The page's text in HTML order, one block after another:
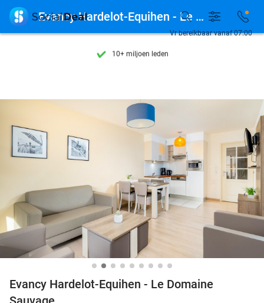
7 dagen per week beschikbaar
10+ miljoen leden
7 dagen per week beschikbaar
10+ miljoen leden
Vr bereikbaar vanaf 07:00
 Evancy Hardelot-Equihen - Le Domaine Sauvage
Evancy Hardelot-Equihen - Le Domaine